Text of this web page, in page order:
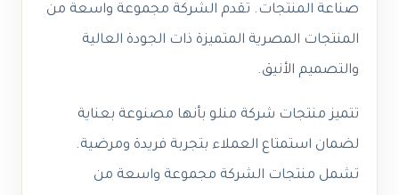
صناعة المنتجات. تقدم الشركة مجموعة واسعة من
المنتجات المصرية المتميزة ذات الجودة العالية
والتصميم الأنيق.
تتميز منتجات شركة منلو بأنها مصنوعة بعناية
لضمان استمتاع العملاء بتجربة فريدة ومرضية.
تشمل منتجات الشركة مجموعة واسعة من